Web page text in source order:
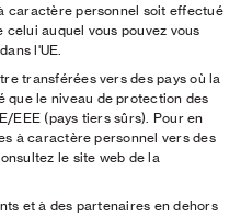
caractère personnel soit effectué
auquel vous pouvez vous
l'UE.
transférées vers des pays où la
que le niveau de protection des
EEE (pays tiers sûrs). Pour en
à caractère personnel vers des
le site web de la
et à des partenaires en dehors